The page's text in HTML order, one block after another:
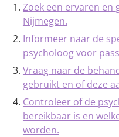
Zoek een ervaren en
Nijmegen.
Informeer naar de
psycholoog voor
Vraag naar de
gebruikt en of deze
Controleer of de
bereikbaar is en
worden.